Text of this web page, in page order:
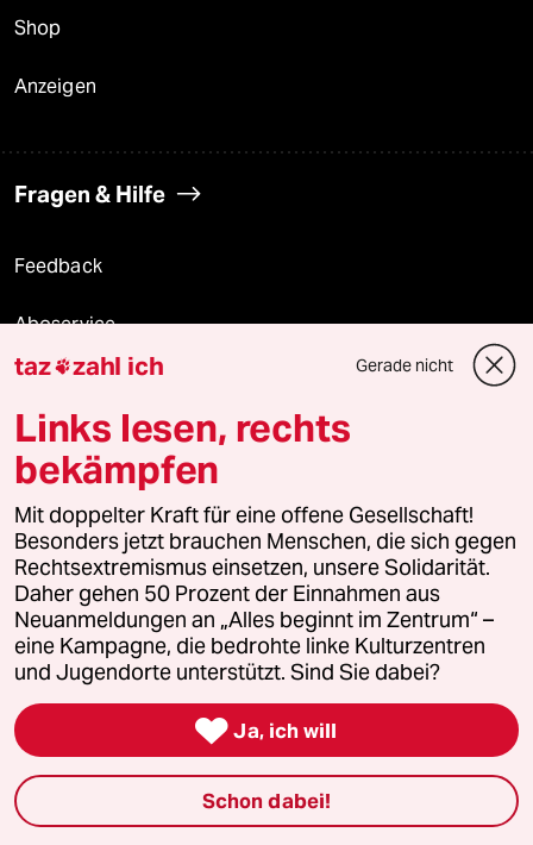
Shop
Anzeigen
Fragen & Hilfe
Feedback
Aboservice
ePaper Login
Downloads für Abonnierende
© 2026 taz Verlags und Vertriebs GmbH
Alle Rechte vorbehalten. Bei rechtlichen Fragen oder für Genehmigungen
wenden Sie sich bitte anlizenzen@taz.de
Feedback Redaktionsstatut Kommune-Richtlinien
Leitlinie Datenschutz Impressum
Seitenwende Einwilligungen widerrufen (Ads)
taz zahl ich Gerade nicht
Links lesen, rechts
bekämpfen
Mit doppelter Kraft für eine offene Gesellschaft!
Besonders jetzt brauchen Menschen, die sich gegen
Rechtsextremismus einsetzen, unsere Solidarität.
Daher gehen 50 Prozent der Einnahmen aus
Neuanmeldungen an „Alles beginnt im Zentrum“ –
eine Kampagne, die bedrohte linke Kulturzentren
und Jugendorte unterstützt. Sind Sie dabei?
 Ja, ich will
Schon dabei!